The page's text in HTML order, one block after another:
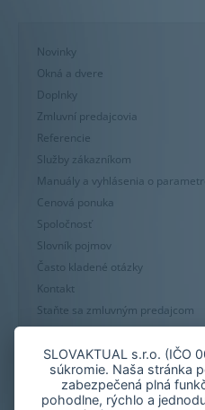
Novinky
Okná a dvere
Doplnky
Zmluvní predajcovia
Referencie
Služby zákazníkom
Manuály a vyhlásenia o
Cenová ponuka
Spoločnosť
Slovník pojmov
Často kladené otázky
Kontakt
Staňte sa zmluvným predajcom
Mapa stránky
Zásady používania súborov
Nastavenie cookies
Oznámenie nekalých praktík
SLOVAKTUAL s.r.o. (IČO
súkromie. Naša stránka
zabezpečená plná
pohodlne, rýchlo a